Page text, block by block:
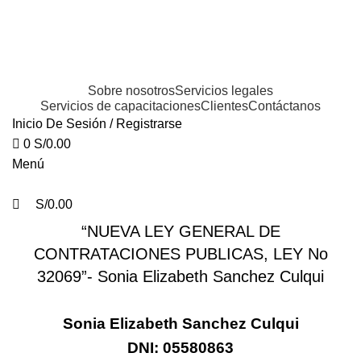
Sobre nosotrosServicios legales
Servicios de capacitacionesClientesContáctanos
Inicio De Sesión / Registrarse
0 S/0.00
Menú
S/0.00
“NUEVA LEY GENERAL DE
CONTRATACIONES PUBLICAS, LEY No
32069”- Sonia Elizabeth Sanchez Culqui
Sonia Elizabeth Sanchez Culqui
DNI: 05580863